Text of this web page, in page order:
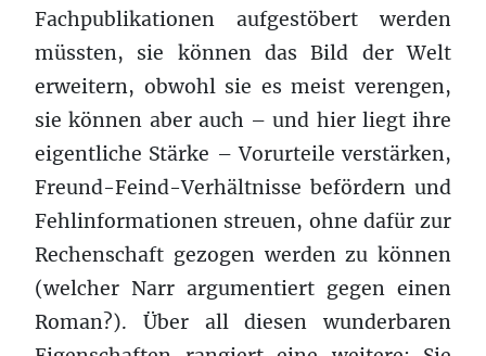
Fachpublikationen aufgestöbert werden
müssten, sie können das Bild der Welt
erweitern, obwohl sie es meist verengen,
sie können aber auch – und hier liegt ihre
eigentliche Stärke – Vorurteile verstärken,
Freund-Feind-Verhältnisse befördern und
Fehlinformationen streuen, ohne dafür zur
Rechenschaft gezogen werden zu können
(welcher Narr argumentiert gegen einen
Roman?). Über all diesen wunderbaren